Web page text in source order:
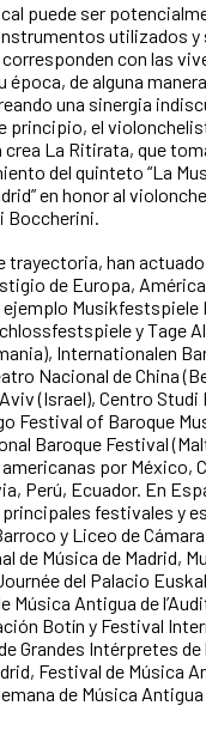
puede ser
utilizados y
con las
de alguna
una sinergia
principio, el
La Ritirata, que
del quinteto “La
en honor al
Boccherini.
trayectoria, han
de Europa,
Musikfestspiele
y Tage
Internationalen
Nacional de China
(Israel), Centro
Festival of Baroque
Baroque Festival
por México,
Perú, Ecuador. En
festivales y
y Liceo de Cámara
de Música de Madrid,
del Palacio
Música Antigua de
Botín y Festival
Grandes Intérpretes
Festival de Música
de Música